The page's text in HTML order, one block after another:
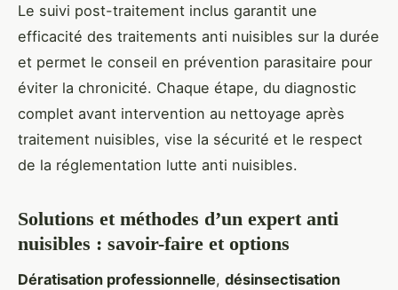
Le suivi post-traitement inclus garantit une
efficacité des traitements anti nuisibles sur la durée
et permet le conseil en prévention parasitaire pour
éviter la chronicité. Chaque étape, du diagnostic
complet avant intervention au nettoyage après
traitement nuisibles, vise la sécurité et le respect
de la réglementation lutte anti nuisibles.
Solutions et méthodes d’un expert anti
nuisibles : savoir-faire et options
Dératisation professionnelle, désinsectisation